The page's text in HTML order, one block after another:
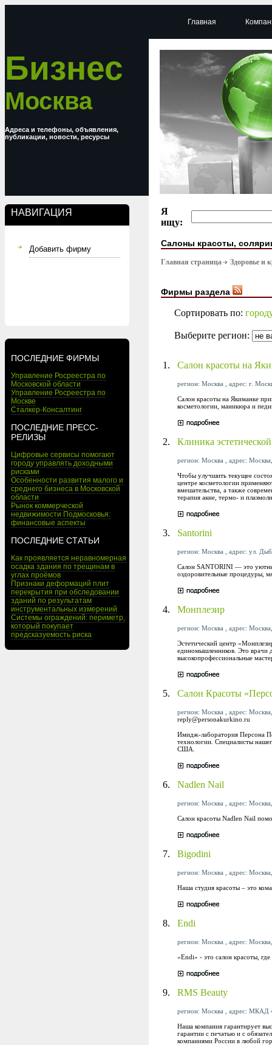
Бизнес
Москва
Адреса и телефоны, объявления,
публикации, новости, ресурсы
НАВИГАЦИЯ
Добавить фирму
ПОСЛЕДНИЕ ФИРМЫ
Управление Росреестра по
Московской области
Управление Росреестра по
Москве
Сталкер-Консалтинг
ПОСЛЕДНИЕ ПРЕСС-
РЕЛИЗЫ
Цифровые сервисы помогают
городу управлять доходными
рисками
Особенности развития малого и
среднего бизнеса в Московской
области
Рынок коммерческой
недвижимости Подмосковья:
финансовые аспекты
ПОСЛЕДНИЕ СТАТЬИ
Как проявляется неравномерная
осадка здания по трещинам в
углах проёмов
Признаки деформаций плит
перекрытия при обследовании
зданий по результатам
инструментальных измерений
Системы ограждений: периметр,
который покупает
предсказуемость риска
Главная
Я
ищу:
Салоны красоты,
Главная страница Здоровье и
Фирмы раздела
Сортировать по:
Выберите регион:
1. Салон красоты на
регион: Москва , адрес: г.
Салон красоты на Якиманке
косметологии, маникюра и
2. Клиника
регион: Москва , адрес:
Чтобы улучшить текущее
центре косметологии
вмешательства, а также
терапия акне, термо- и
3. Santorini
регион: Москва , адрес: ул.
Салон SANTORINI — это
оздоровительные процедуры,
4. Монплезир
регион: Москва , адрес:
Эстетический центр
единомышленников. Это врачи
высокопрофессиональные
5. Салон Красоты
регион: Москва , адрес:
reply@personakurkino.ru
Имидж-лаборатория Персона
технологии. Специалисты
США.
6. Nadlen Nail
регион: Москва , адрес:
Салон красоты Nadlen Nail
7. Bigodini
регион: Москва , адрес:
Наша студия красоты – это
8. Endi
регион: Москва , адрес:
«Endi» - это салон красоты,
9. RMS Beauty
регион: Москва , адрес: МКАД
Наша компания гарантирует
гарантии с печатью и с
компаниями России в любой